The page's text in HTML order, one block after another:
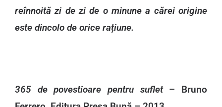
reînnoită zi de zi de o minune a cărei origine
este dincolo de orice rațiune.
365 de povestioare pentru suflet– Bruno